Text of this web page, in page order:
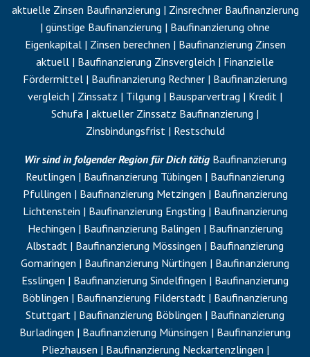
aktuelle Zinsen Baufinanzierung | Zinsrechner Baufinanzierung
| günstige Baufinanzierung | Baufinanzierung ohne
Eigenkapital| Zinsen berechnen | Baufinanzierung Zinsen
aktuell | Baufinanzierung Zinsvergleich | Finanzielle
Fördermittel | Baufinanzierung Rechner | Baufinanzierung
vergleich | Zinssatz | Tilgung | Bausparvertrag | Kredit |
Schufa | aktueller Zinssatz Baufinanzierung |
Zinsbindungsfrist | Restschuld
Wir sind in folgender Region für Dich tätig Baufinanzierung
Reutlingen | Baufinanzierung Tübingen | Baufinanzierung
Pfullingen | Baufinanzierung Metzingen | Baufinanzierung
Lichtenstein | Baufinanzierung Engsting | Baufinanzierung
Hechingen | Baufinanzierung Balingen | Baufinanzierung
Albstadt | Baufinanzierung Mössingen | Baufinanzierung
Gomaringen | Baufinanzierung Nürtingen | Baufinanzierung
Esslingen | Baufinanzierung Sindelfingen | Baufinanzierung
Böblingen | Baufinanzierung Filderstadt | Baufinanzierung
Stuttgart | Baufinanzierung Böblingen | Baufinanzierung
Burladingen | Baufinanzierung Münsingen | Baufinanzierung
Pliezhausen | Baufinanzierung Neckartenzlingen |